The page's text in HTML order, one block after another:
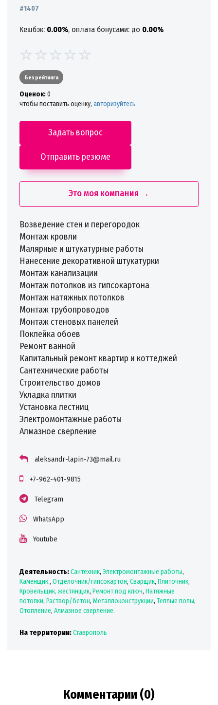
#1407
Кешбэк: 0.00%, оплата бонусами: до 0.00%
Без рейтинга
Oценок:0
чтобы поставить оценку, авторизуйтесь
Задать вопрос
Отправить резюме
Это моя компания →
Возведение стен и перегородок
Монтаж кровли
Малярные и штукатурные работы
Нанесение декоративной штукатурки
Монтаж канализации
Монтаж потолков из гипсокартона
Монтаж натяжных потолков
Монтаж трубопроводов
Монтаж стеновых панелей
Поклейка обоев
Ремонт ванной
Капитальный ремонт квартир и коттеджей
Сантехнические работы
Строительство домов
Укладка плитки
Установка лестниц
Электромонтажные работы
Алмазное сверление
aleksandr-lapin-73@mail.ru
+7-962-401-9815
Telegram
WhatsApp
Youtube
Деятельность:Сантехник, Электромонтажные работы,
Каменщик., Отделочник/гипсокартон, Сварщик, Плиточник,
Кровельщик, жестянщик, Ремонт под ключ, Натяжные
потолки, Раствор/бетон, Металлоконструкции, Теплые полы,
Отопление, Алмазное сверление.
На территории:Ставрополь
Комментарии (0)